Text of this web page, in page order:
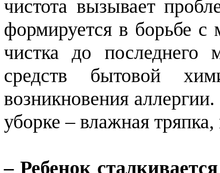
чистота вызывает
формируется в борьбе
чистка до последнего
средств бытовой
возникновения
уборке – влажная
– Ребенок